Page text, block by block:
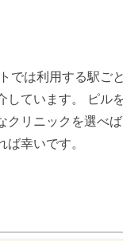
では利用する駅ご
しています。 ピル
クリニックを選べ
ば幸いです。